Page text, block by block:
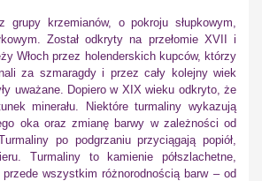
grupy krzemianów, o pokroju słupkowym,
Został odkryty na przełomie XVII i
Włoch przez holenderskich kupców, którzy
za szmaragdy i przez cały kolejny wiek
uważane. Dopiero w XIX wieku odkryto, że
minerału. Niektóre turmaliny wykazują
oka oraz zmianę barwy w zależności od
po podgrzaniu przyciągają popiół,
Turmaliny to kamienie półszlachetne,
wszystkim różnorodnością barw – od